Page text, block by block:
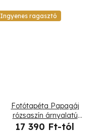
Ingyenes ragasztó
Fotótapéta Papagáj
rózsaszín árnyalatú
természetben - Andrea
17 390 Ft-tól